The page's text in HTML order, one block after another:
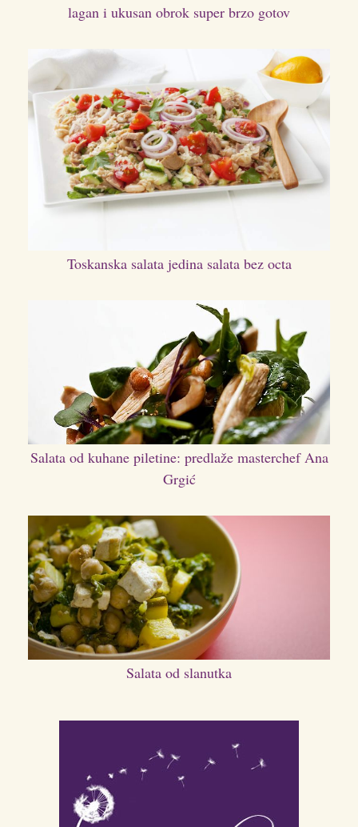
lagan i ukusan obrok super brzo gotov
Toskanska salata jedina salata bez octa
Salata od kuhane piletine: predlaže masterchef Ana
Grgić
Salata od slanutka